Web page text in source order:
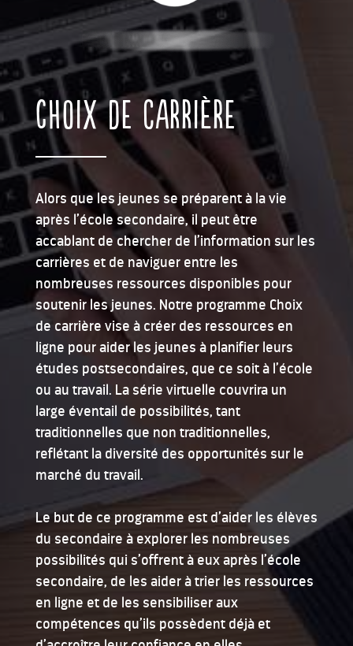
Choix de carrière
Alors que les jeunes se préparent à la vie
après l’école secondaire, il peut être
accablant de chercher de l’information sur les
carrières et de naviguer entre les
nombreuses ressources disponibles pour
soutenir les jeunes. Notre programme Choix
de carrière vise à créer des ressources en
ligne pour aider les jeunes à planifier leurs
études postsecondaires, que ce soit à l’école
ou au travail. La série virtuelle couvrira un
large éventail de possibilités, tant
traditionnelles que non traditionnelles,
reflétant la diversité des opportunités sur le
marché du travail.
Le but de ce programme est d’aider les élèves
du secondaire à explorer les nombreuses
possibilités qui s’offrent à eux après l’école
secondaire, de les aider à trier les ressources
en ligne et de les sensibiliser aux
compétences qu’ils possèdent déjà et